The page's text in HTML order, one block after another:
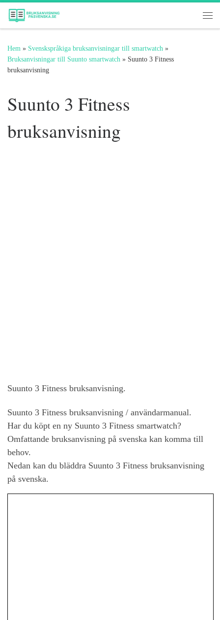
Hoppa till innehåll
Hem » Svenskspråkiga bruksanvisningar till smartwatch »
Bruksanvisningar till Suunto smartwatch » Suunto 3 Fitness
bruksanvisning
Suunto 3 Fitness
bruksanvisning
Suunto 3 Fitness bruksanvisning.
Suunto 3 Fitness bruksanvisning / användarmanual.
Har du köpt en ny Suunto 3 Fitness smartwatch?
Omfattande bruksanvisning på svenska kan komma till
behov.
Nedan kan du bläddra Suunto 3 Fitness bruksanvisning
på svenska.